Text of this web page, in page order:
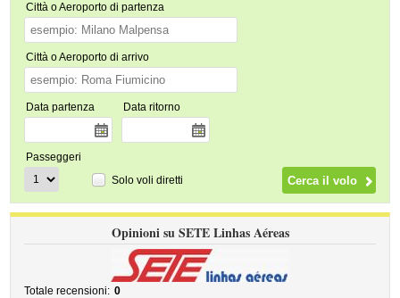
Città o Aeroporto di partenza
Città o Aeroporto di arrivo
Data partenza Data ritorno
Passeggeri
Solo voli diretti
Opinioni su SETE Linhas Aéreas
Totale recensioni: 0